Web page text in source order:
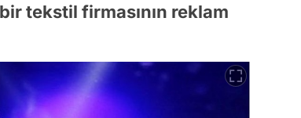
tekstil firmasının reklam